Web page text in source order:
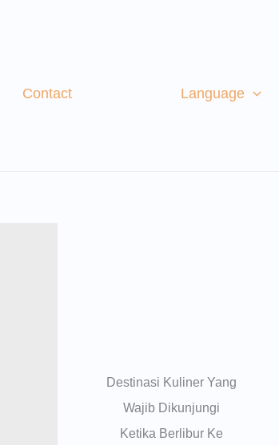
Contact Language
Destinasi Kuliner Yang
Wajib Dikunjungi
Ketika Berlibur Ke